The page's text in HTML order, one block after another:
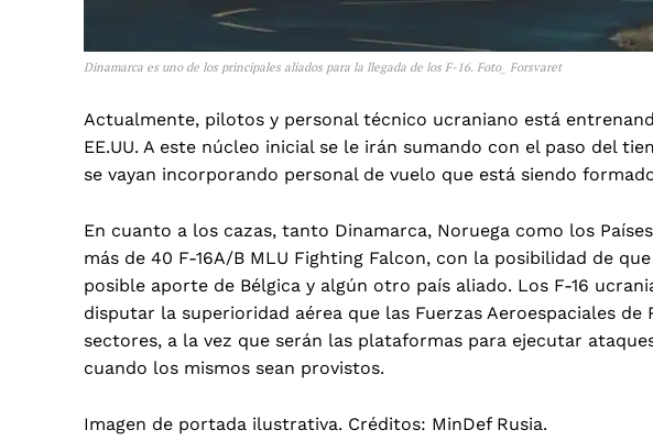
Dinamarca es uno de los principales aliados para la llegada de los F-16. Foto_ Forsvaret
Actualmente, pilotos y personal técnico ucraniano está
EE.UU. A este núcleo inicial se le irán sumando con el paso del
se vayan incorporando personal de vuelo que está siendo
En cuanto a los cazas, tanto Dinamarca, Noruega como los
más de 40 F-16A/B MLU Fighting Falcon, con la posibilidad de
posible aporte de Bélgica y algún otro país aliado. Los F-16
disputar la superioridad aérea que las Fuerzas Aeroespaciales
sectores, a la vez que serán las plataformas para ejecutar
cuando los mismos sean provistos.
Imagen de portada ilustrativa. Créditos: MinDef Rusia.